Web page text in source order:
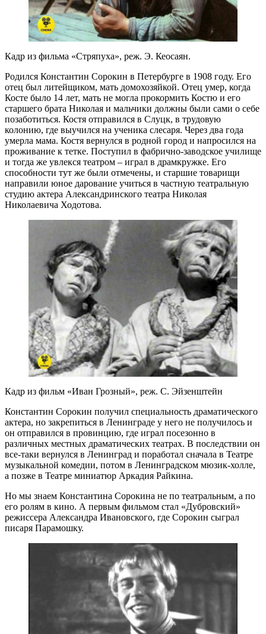
Кадр из фильма «Стряпуха», реж. Э. Кеосаян.
Родился Константин Сорокин в Петербурге в 1908 году. Его
отец был литейщиком, мать домохозяйкой. Отец умер, когда
Косте было 14 лет, мать не могла прокормить Костю и его
старшего брата Николая и мальчики должны были сами о себе
позаботиться. Костя отправился в Слуцк, в трудовую
колонию, где выучился на ученика слесаря. Через два года
умерла мама. Костя вернулся в родной город и напросился на
проживание к тетке. Поступил в фабрично-заводское училище
и тогда же увлекся театром – играл в драмкружке. Его
способности тут же были отмечены, и старшие товарищи
направили юное дарование учиться в частную театральную
студию актера Александринского театра Николая
Николаевича Ходотова.
Кадр из фильм «Иван Грозный», реж. С. Эйзенштейн
Константин Сорокин получил специальность драматического
актера, но закрепиться в Ленинграде у него не получилось и
он отправился в провинцию, где играл посезонно в
различных местных драматических театрах. В последствии он
все-таки вернулся в Ленинград и поработал сначала в Театре
музыкальной комедии, потом в Ленинградском мюзик-холле,
а позже в Театре миниатюр Аркадия Райкина.
Но мы знаем Константина Сорокина не по театральным, а по
его ролям в кино. А первым фильмом стал «Дубровский»
режиссера Александра Ивановского, где Сорокин сыграл
писаря Парамошку.